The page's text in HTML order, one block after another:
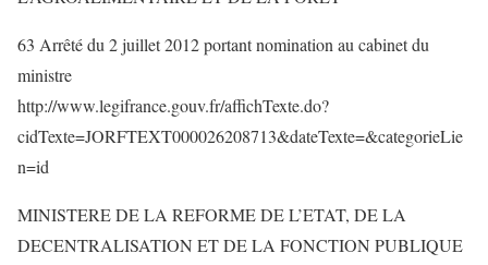
63 Arrêté du 2 juillet 2012 portant nomination au cabinet du
ministre
http://www.legifrance.gouv.fr/affichTexte.do?
cidTexte=JORFTEXT000026208713&dateTexte=&categorieLie
n=id
MINISTERE DE LA REFORME DE L’ETAT, DE LA
DECENTRALISATION ET DE LA FONCTION PUBLIQUE